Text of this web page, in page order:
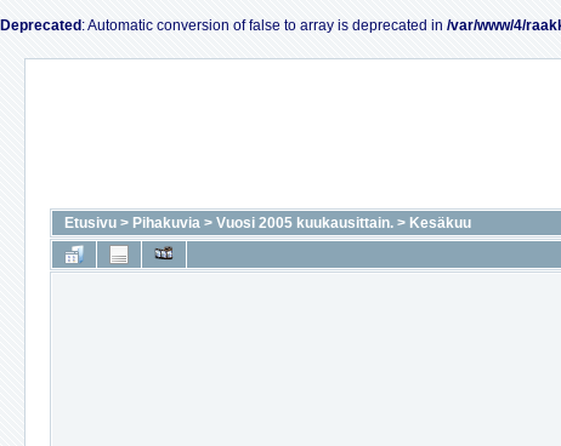
Deprecated : Automatic conversion of false to array is deprecated in /var/www/4/
Etusivu > Pihakuvia > Vuosi 2005 kuukausittain. > Kesäkuu